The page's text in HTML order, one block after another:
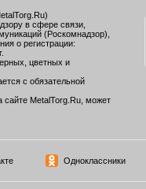
в сфере связи,
(Роскомнадзор),
о регистрации:
цветных и
с обязательной
MetalTorg.Ru, может
Одноклассники